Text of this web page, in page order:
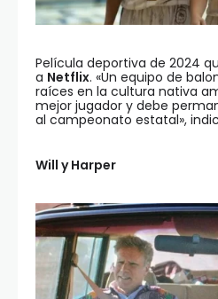
Película deportiva de 2024
a Netflix. «Un equipo de
raíces en la cultura nativa
mejor jugador y debe
al campeonato estatal»,
Will y Harper